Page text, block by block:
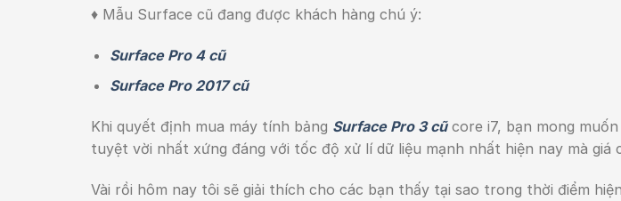
♦ Mẫu Surface cũ đang được khách hàng chú ý:
Surface Pro 4 cũ
Surface Pro 2017 cũ
Khi quyết định mua máy tính bảng Surface Pro 3 cũcore i7, bạn mong
tuyệt vời nhất xứng đáng với tốc độ xử lí dữ liệu mạnh nhất hiện nay mà giá
Vài rồi hôm nay tôi sẽ giải thích cho các bạn thấy tại sao trong thời điểm